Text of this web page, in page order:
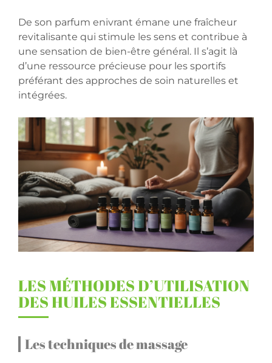
De son parfum enivrant émane une fraîcheur
revitalisante qui stimule les sens et contribue à
une sensation de bien-être général. Il s’agit là
d’une ressource précieuse pour les sportifs
préférant des approches de soin naturelles et
intégrées.
LES MÉTHODES D’UTILISATION
DES HUILES ESSENTIELLES
Les techniques de massage